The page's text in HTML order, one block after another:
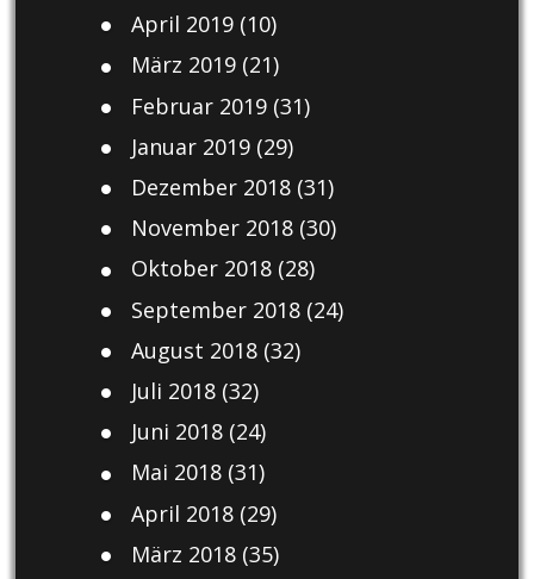
April 2019(10)
März 2019(21)
Februar 2019(31)
Januar 2019(29)
Dezember 2018(31)
November 2018(30)
Oktober 2018(28)
September 2018(24)
August 2018(32)
Juli 2018(32)
Juni 2018(24)
Mai 2018(31)
April 2018(29)
März 2018(35)